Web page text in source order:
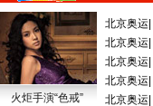
火炬手演“色戒”
北京奥运
北京奥运
北京奥运
北京奥运
北京奥运